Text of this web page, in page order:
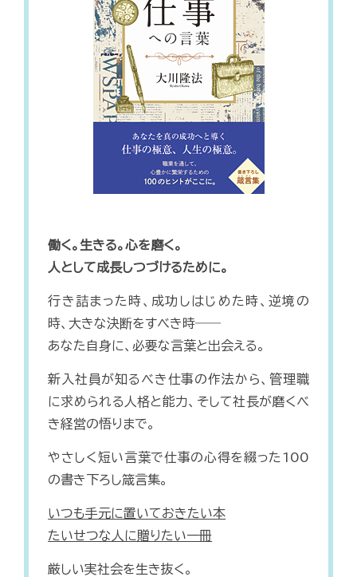
働く。生きる。心を磨く。
人として成長しつづけるために。
行き詰まった時、成功しはじめた時、逆境の
時、大きな決断をすべき時――
あなた自身に、必要な言葉と出会える。
新入社員が知るべき仕事の作法から、管理職
に求められる人格と能力、そして社長が磨くべ
き経営の悟りまで。
やさしく短い言葉で仕事の心得を綴った100
の書き下ろし箴言集。
いつも手元に置いておきたい本
たいせつな人に贈りたい一冊
厳しい実社会を生き抜く。